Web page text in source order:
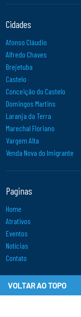
Cidades
Afonso Cláudio
Alfredo Chaves
Brejetuba
Castelo
Conceição do Castelo
Domingos Martins
Laranja da Terra
Marechal Floriano
Vargem Alta
Venda Nova do Imigrante
Paginas
Home
Atrativos
Eventos
Notícias
Contato
VOLTAR AO TOPO